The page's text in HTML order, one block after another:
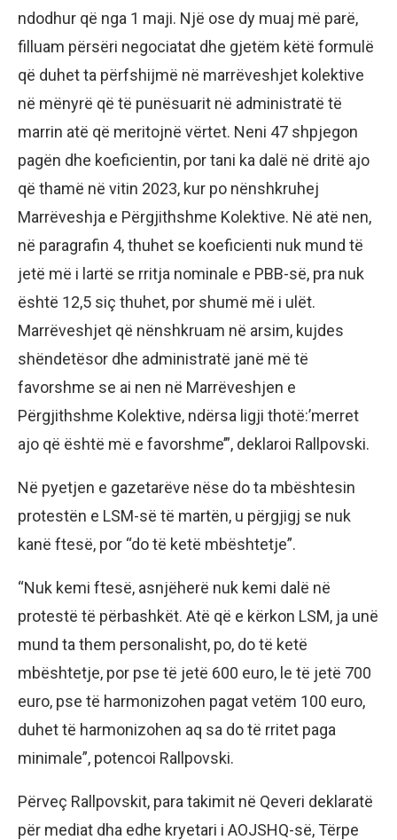
ndodhur që nga 1 maji. Një ose dy muaj më parë,
filluam përsëri negociatat dhe gjetëm këtë formulë
që duhet ta përfshijmë në marrëveshjet kolektive
në mënyrë që të punësuarit në administratë të
marrin atë që meritojnë vërtet. Neni 47 shpjegon
pagën dhe koeficientin, por tani ka dalë në dritë ajo
që thamë në vitin 2023, kur po nënshkruhej
Marrëveshja e Përgjithshme Kolektive. Në atë nen,
në paragrafin 4, thuhet se koeficienti nuk mund të
jetë më i lartë se rritja nominale e PBB-së, pra nuk
është 12,5 siç thuhet, por shumë më i ulët.
Marrëveshjet që nënshkruam në arsim, kujdes
shëndetësor dhe administratë janë më të
favorshme se ai nen në Marrëveshjen e
Përgjithshme Kolektive, ndërsa ligji thotë:’merret
ajo që është më e favorshme’”, deklaroi Rallpovski.
Në pyetjen e gazetarëve nëse do ta mbështesin
protestën e LSM-së të martën, u përgjigj se nuk
kanë ftesë, por “do të ketë mbështetje”.
“Nuk kemi ftesë, asnjëherë nuk kemi dalë në
protestë të përbashkët. Atë që e kërkon LSM, ja unë
mund ta them personalisht, po, do të ketë
mbështetje, por pse të jetë 600 euro, le të jetë 700
euro, pse të harmonizohen pagat vetëm 100 euro,
duhet të harmonizohen aq sa do të rritet paga
minimale”, potencoi Rallpovski.
Përveç Rallpovskit, para takimit në Qeveri deklaratë
për mediat dha edhe kryetari i AOJSHQ-së, Tërpe